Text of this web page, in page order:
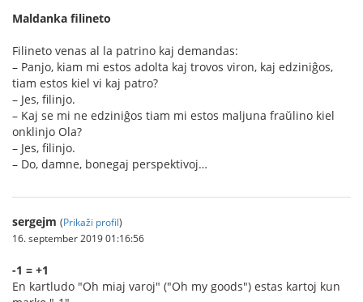
Maldanka filineto
Filineto venas al la patrino kaj demandas:
– Panjo, kiam mi estos adolta kaj trovos viron, kaj edziniĝos,
tiam estos kiel vi kaj patro?
– Jes, filinjo.
– Kaj se mi ne edziniĝos tiam mi estos maljuna fraŭlino kiel
onklinjo Ola?
– Jes, filinjo.
– Do, damne, bonegaj perspektivoj…
sergejm (Prikaži profil)
16. september 2019 01:16:56
-1 = +1
En kartludo "Oh miaj varoj" ("Oh my goods") estas kartoj kun